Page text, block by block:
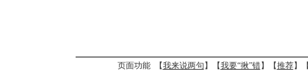
页面功能 【我来说两句 】【我要“揪”错】【推荐】